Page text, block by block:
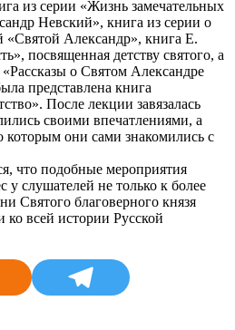
из серии «Жизнь замечательных
Невский», книга из серии о
Александр», книга Е.
посвященная детству святого, а
о Святом Александре
представлена книга
После лекции завязалась
своими впечатлениями, а
которым они сами знакомились с
что подобные мероприятия
у слушателей не только к более
Святого благоверного князя
ко всей истории Русской